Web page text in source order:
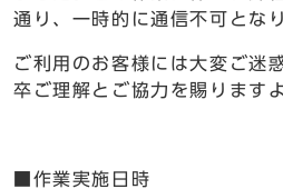
通り、一時的に通信不可とな
ご利用のお客様には大変ご迷
卒ご理解とご協力を賜ります
■作業実施日時